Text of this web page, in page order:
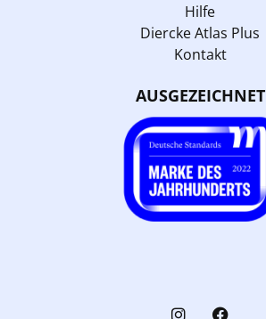
Hilfe
Diercke Atlas Plus
Kontakt
AUSGEZEICHNET